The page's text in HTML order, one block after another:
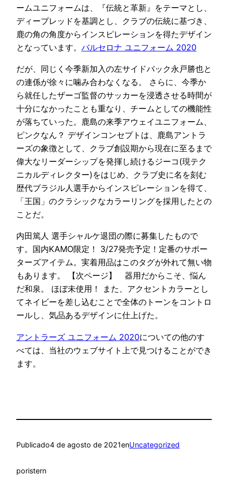
ームユニフォームは、『伝統と革新』をテーマとし、
ディープレッドを基調とし、クラブの伝統に基づき、
鹿の角の角度からインスピレーションを得たデザイン
となっています。 バルセロナ ユニフォーム 2020
だが、同じく今季新加入の左サイドバック永戸勝也と
の連係が徐々に噛み合わなくなる。 さらに、今季か
ら就任したザーゴ監督のサッカーを浸透させる時間が
十分になかったことも重なり、チームとしての機能性
が落ちていった。鹿島の来季アウェイユニフォーム、
ピンクなん？ デザインコンセプトは、鹿島アントラ
ーズの象徴として、クラブ創設期から現在に至るまで
偉大なリーダーシップを発揮し続けるジーコ(現テク
ニカルディレクター)をはじめ、クラブ史に名を刻む
歴代ブラジル人選手からインスピレーションを得て、
「王国」のクラシックなカラーリングを採用したとの
ことだ。
内田篤人 選手シャルケ退団の際に募集したもので
す。国内KAMO限定！ 3/27発売予定！定番のサポー
ターズアイテム。実着用品はこのタグが外れて無い物
もあります。 【次ページ】 器用だからこそ、悩ん
だ和泉。 ほぼ未使用！ また、アクセントカラーとし
てネイビーを差し込むことで全体のトーンをコントロ
ールし、気品あるデザインに仕上げた。
アントラーズ ユニフォーム 2020についての他のす
べては、当社のウェブサイト上で見つけることができ
ます。
Publicado4 de agosto de 2021enUncategorized
poristern